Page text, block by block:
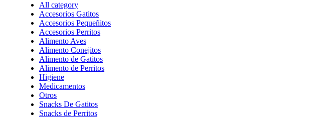
All category
Accesorios Gatitos
Accesorios Pequeñitos
Accesorios Perritos
Alimento Aves
Alimento Conejitos
Alimento de Gatitos
Alimento de Perritos
Higiene
Medicamentos
Otros
Snacks De Gatitos
Snacks de Perritos